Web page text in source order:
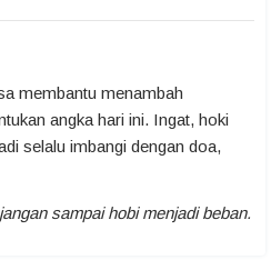
membantu menambah
angka hari ini. Ingat, hoki
selalu imbangi dengan doa,
sampai hobi menjadi beban.